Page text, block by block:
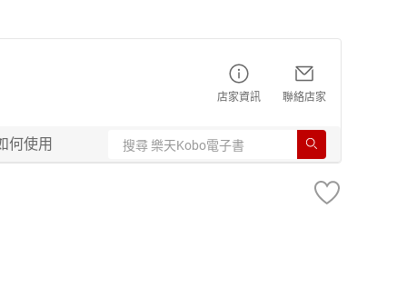
店家資訊 聯絡店家
何使用